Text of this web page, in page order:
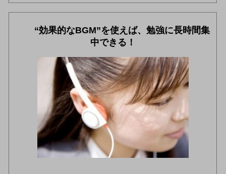
“効果的なBGM”を使えば、勉強に長時間集
中できる！